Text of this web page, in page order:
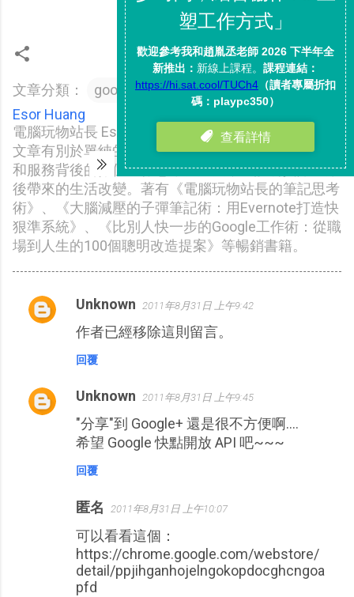
文章分類： google chrome
google+
Esor Huang
電腦玩物站長 Esor （異塵行者），在電腦玩物上的
文章有別於單純的軟體和服務介紹，而是更強調軟體
和服務背後的數位工作思維及方法，並說明實際應用
後帶來的生活改變。著有《電腦玩物站長的筆記思考
術》、《大腦減壓的子彈筆記術：用Evernote打造快
狠準系統》、《比別人快一步的Google工作術：從職
場到人生的100個聰明改造提案》等暢銷書籍。
留
Unknown 2011年8月31日 上午9:42
作者已經移除這則留言。
回覆
Unknown 2011年8月31日 上午9:45
"分享"到 Google+ 還是很不方便啊....
希望 Google 快點開放 API 吧~~~
回覆
匿名 2011年8月31日 上午10:07
可以看看這個：
https://chrome.google.com/webstore/
detail/ppjihganhojelngokopdocghcngoa
pfd